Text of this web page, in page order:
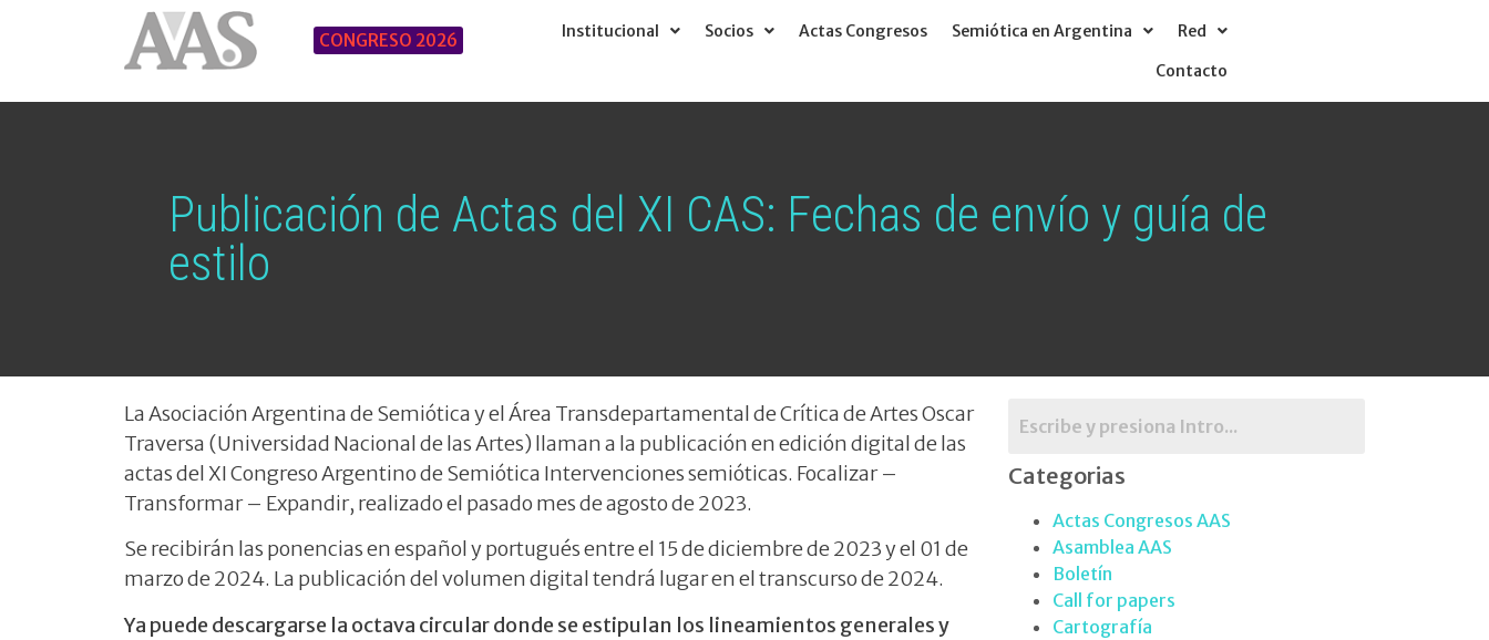
CONGRESO 2026 Institucional Socios Actas Congresos Semiótica en Argentina
Red
Contacto
Publicación de Actas del XI CAS: Fechas de envío y guía de
estilo
La Asociación Argentina de Semiótica y el Área Transdepartamental de Crítica de Artes Oscar
Traversa (Universidad Nacional de las Artes) llaman a la publicación en edición digital de las
actas del XI Congreso Argentino de Semiótica Intervenciones semióticas. Focalizar –
Transformar – Expandir, realizado el pasado mes de agosto de 2023.
Se recibirán las ponencias en español y portugués entre el 15 de diciembre de 2023 y el 01 de
marzo de 2024. La publicación del volumen digital tendrá lugar en el transcurso de 2024.
Ya puede descargarse la octava circular donde se estipulan los lineamientos generales y
Categorias
Actas Congresos AAS
Asamblea AAS
Boletín
Call for papers
Cartografía